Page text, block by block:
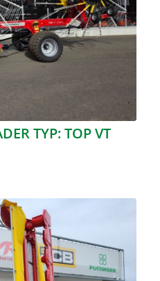
TYP: TOP VT